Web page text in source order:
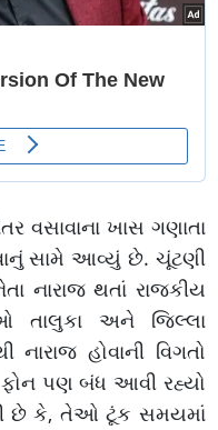
વસાવાના ખાસ ગણાતા
સામે આવ્યું છે. ચૂંટણી
નારાજ થતાં રાજકીય
તાલુકા અને જિલ્લા
હોવાની વિગતો
પણ બંધ આવી રહ્યો
છે કે, તેઓ ટૂંક સમયમાં